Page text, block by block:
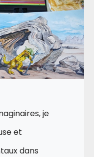
je
et
dans